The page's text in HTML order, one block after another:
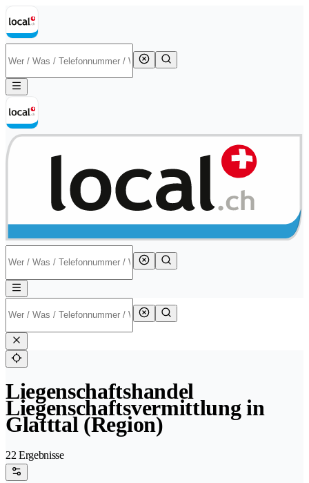
Liegenschaftshandel
Liegenschaftsvermittlung in
Glatttal (Region)
22 Ergebnisse